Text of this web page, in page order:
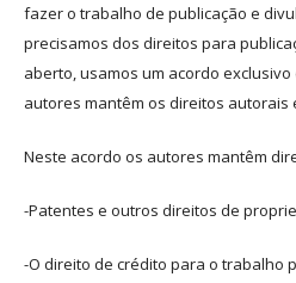
fazer o trabalho de publicação e
precisamos dos direitos para
aberto, usamos um acordo
autores mantêm os direitos autorais
Neste acordo os autores mantêm
-Patentes e outros direitos de
-O direito de crédito para o trabalho